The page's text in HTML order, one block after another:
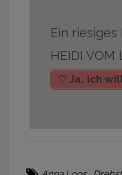
Ein
HEIDI VOM
♡ Ja, ich